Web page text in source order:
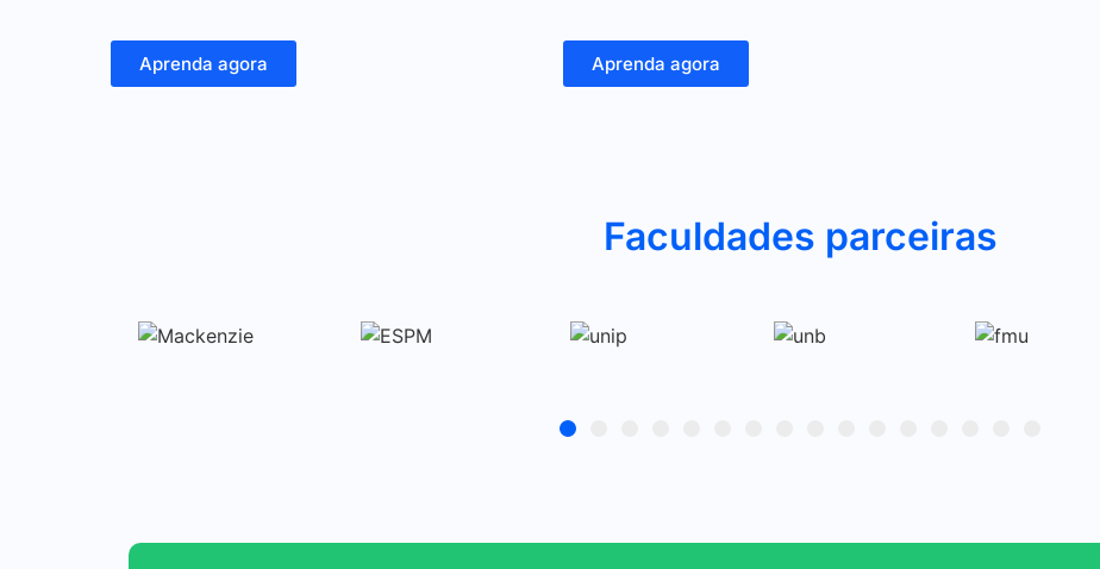
Aprenda agora Aprenda agora
Faculdades parceiras